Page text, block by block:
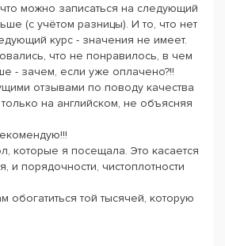
можно записаться на следующий
(с учётом разницы). И то, что нет
курс - значения не имеет.
что не понравилось, в чем
- зачем, если уже оплачено?!!
отзывами по поводу качества
на английском, не объясняя
которые я посещала. Это касается
и порядочности, чистоплотности
той тысячей, которую